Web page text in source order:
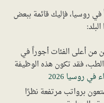
روسيا، فإليك قائمة ببعض
من أعلى الفئات أجوراً في
فقد تكون هذه الوظيفة
روسيا 2026
برواتب مرتفعة نظرًا